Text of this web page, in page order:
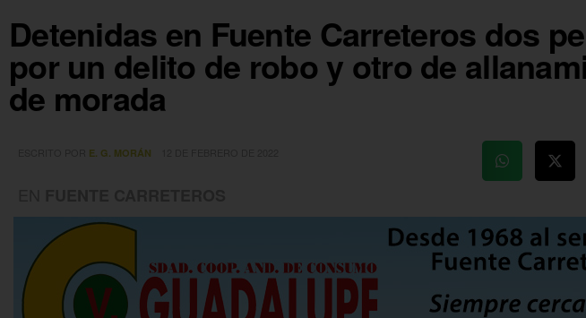
Detenidas en Fuente Carreteros dos
por un delito de robo y otro de
de morada
E. G. MORÁN